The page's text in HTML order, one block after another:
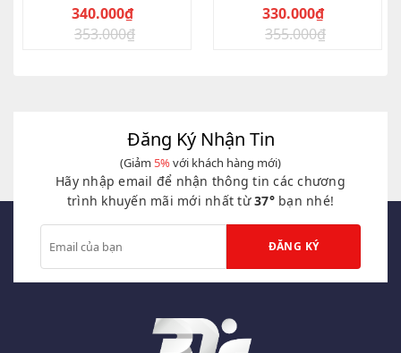
353.000₫
Giá
340.000₫
Giá
355.000₫
Giá
330.000₫
Giá
Đăng Ký Nhận Tin
(Giảm 5%với khách hàng mới)
Hãy nhập email để nhận thông tin các chương
trình khuyến mãi mới nhất từ37°bạn nhé!